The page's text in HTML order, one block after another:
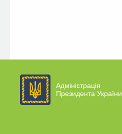
Адміністрація
Президента України